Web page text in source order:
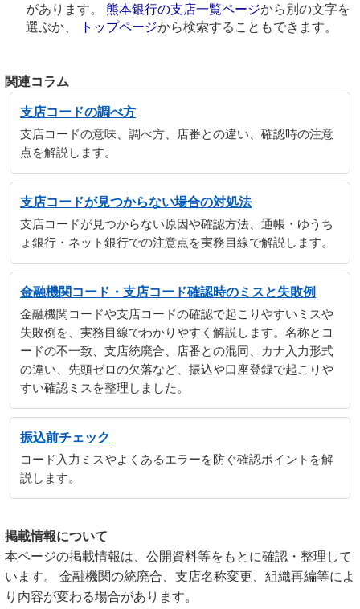
があります。 熊本銀行の支店一覧ページから別の文字を
選ぶか、
トップページから検索することもできます。
関連コラム
支店コードの調べ方
支店コードの意味、調べ方、店番との違い、確認時の注意
点を解説します。
支店コードが見つからない場合の対処法
支店コードが見つからない原因や確認方法、通帳・ゆうち
ょ銀行・ネット銀行での注意点を実務目線で解説します。
金融機関コード・支店コード確認時のミスと失敗例
金融機関コードや支店コードの確認で起こりやすいミスや
失敗例を、実務目線でわかりやすく解説します。名称とコ
ードの不一致、支店統廃合、店番との混同、カナ入力形式
の違い、先頭ゼロの欠落など、振込や口座登録で起こりや
すい確認ミスを整理しました。
振込前チェック
コード入力ミスやよくあるエラーを防ぐ確認ポイントを解
説します。
掲載情報について
本ページの掲載情報は、公開資料等をもとに確認・整理して
います。 金融機関の統廃合、支店名称変更、組織再編等によ
り内容が変わる場合があります。